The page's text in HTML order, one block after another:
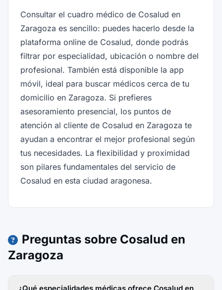
Consultar el cuadro médico de Cosalud en
Zaragoza es sencillo: puedes hacerlo desde la
plataforma online de Cosalud, donde podrás
filtrar por especialidad, ubicación o nombre del
profesional. También está disponible la app
móvil, ideal para buscar médicos cerca de tu
domicilio en Zaragoza. Si prefieres
asesoramiento presencial, los puntos de
atención al cliente de Cosalud en Zaragoza te
ayudan a encontrar el mejor profesional según
tus necesidades. La flexibilidad y proximidad
son pilares fundamentales del servicio de
Cosalud en esta ciudad aragonesa.
Preguntas sobre Cosalud en
Zaragoza